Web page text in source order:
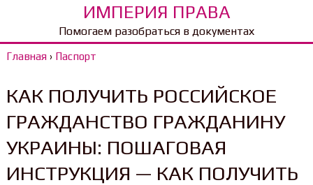
ИМПЕРИЯ ПРАВА
Помогаем разобраться в документах
Главная› Паспорт
КАК ПОЛУЧИТЬ РОССИЙСКОЕ
ГРАЖДАНСТВО ГРАЖДАНИНУ
УКРАИНЫ: ПОШАГОВАЯ
ИНСТРУКЦИЯ — КАК ПОЛУЧИТЬ